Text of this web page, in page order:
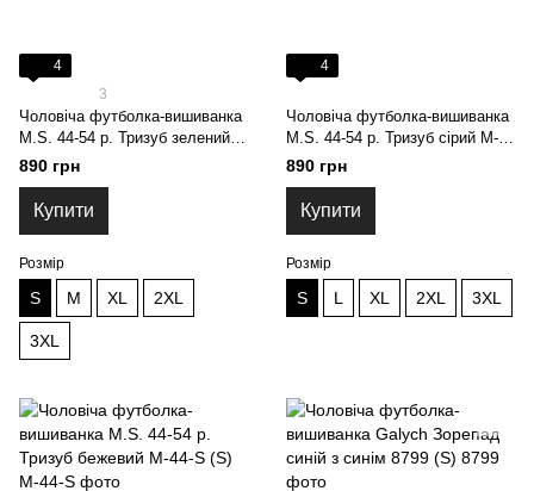
4
3
Чоловіча футболка-вишиванка
M.S. 44-54 р. Тризуб зелений
M-42 (S)
890 грн
Купити
Розмір
S M XL 2XL
3XL
4
Чоловіча футболка-вишиванка
M.S. 44-54 р. Тризуб сірий M-
43-S (S)
890 грн
Купити
Розмір
S L XL 2XL 3XL